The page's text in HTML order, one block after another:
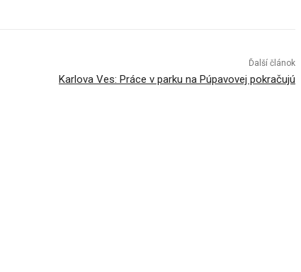
Ďalší článok
Karlova Ves: Práce v parku na Púpavovej pokračujú